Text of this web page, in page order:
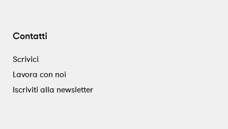
Contatti
Scrivici
Lavora con noi
Iscriviti alla newsletter